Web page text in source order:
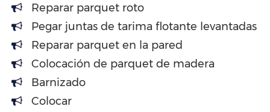
Reparar parquet roto
Pegar juntas de tarima flotante levantadas
Reparar parquet en la pared
Colocación de parquet de madera
Barnizado
Colocar